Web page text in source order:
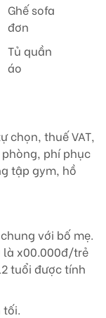
Ghế sofa
đơn
Tủ quần
áo
chọn, thuế VAT,
phí phục
tập gym, hồ
với bố mẹ.
là x00.000đ/trẻ
tuổi được tính
tối.